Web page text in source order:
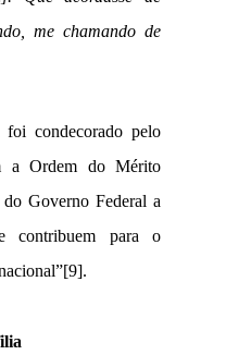
me chamando de
condecorado pelo
a Ordem do Mérito
Governo Federal a
contribuem para o
[9].